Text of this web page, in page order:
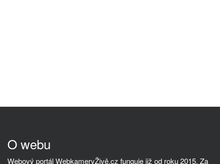
O webu
Webový portál WebkameryŽivě.cz funguje již od roku 2015. Za